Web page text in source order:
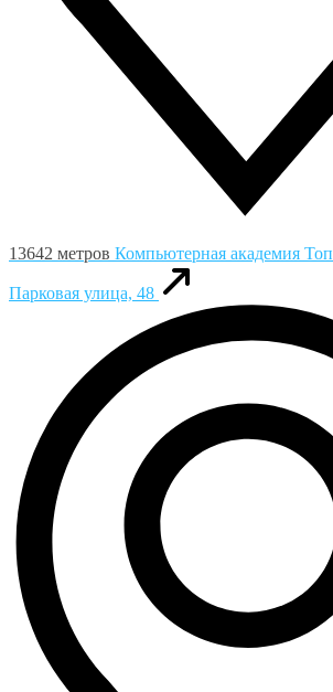
13642 метров Компьютерная академия Toп
Парковая улица, 48